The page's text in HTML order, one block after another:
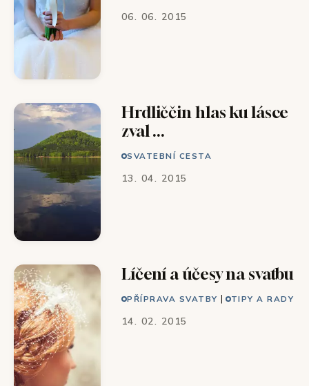
06. 06. 2015
Hrdliččin hlas ku lásce
zval ...
SVATEBNÍ CESTA
13. 04. 2015
Líčení a účesy na svatbu
PŘÍPRAVA SVATBY | TIPY A RADY
14. 02. 2015